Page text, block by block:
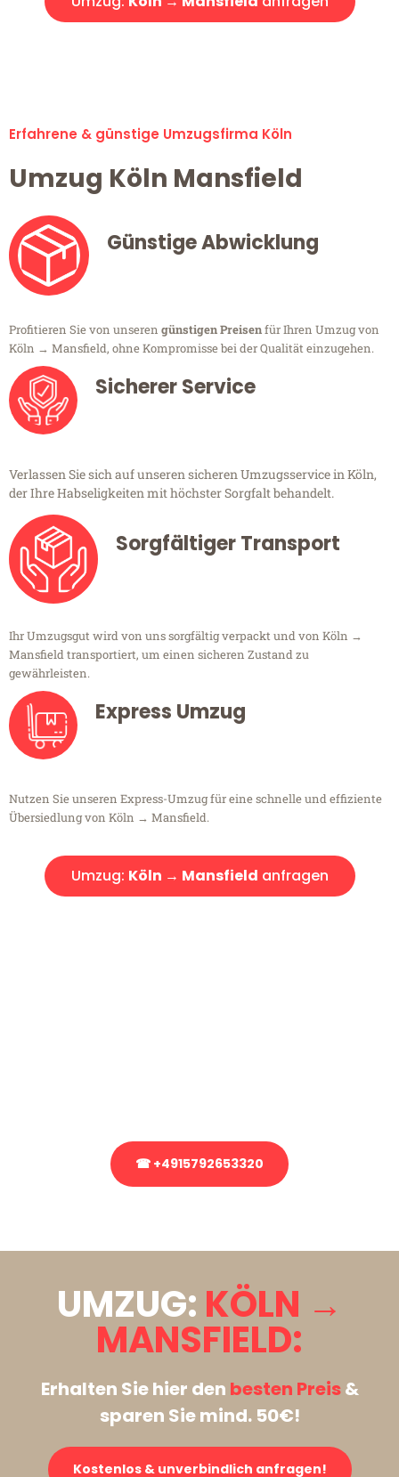
Erfahrene & günstige Umzugsfirma Köln
Umzug Köln Mansfield
Günstige Abwicklung
Profitieren Sie von unseren günstigen Preisenfür Ihren Umzug von
Köln → Mansfield, ohne Kompromisse bei der Qualität einzugehen.
Sicherer Service
Verlassen Sie sich auf unseren sicheren Umzugsservice in Köln,
der Ihre Habseligkeiten mit höchster Sorgfalt behandelt.
Sorgfältiger Transport
Ihr Umzugsgut wird von uns sorgfältig verpackt und von Köln →
Mansfield transportiert, um einen sicheren Zustand zu
gewährleisten.
Express Umzug
Nutzen Sie unseren Express-Umzug für eine schnelle und effiziente
Übersiedlung von Köln → Mansfield.
Umzug: Köln → Mansfield anfragen
☎ +4915792653320
UMZUG: KÖLN →
MANSFIELD:
Erhalten Sie hier den besten Preis&
sparen Sie mind. 50€!
Kostenlos & unverbindlich anfragen!